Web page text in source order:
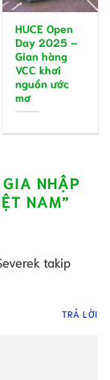
HUCE Open
Day 2025 –
Gian hàng
VCC khơi
nguồn ước
mơ
NHẬP
NAM”
takip
TRẢ LỜI